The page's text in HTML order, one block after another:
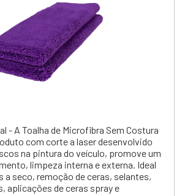
- A Toalha de Microfibra Sem Costura
com corte a laser desenvolvido
na pintura do veículo, promove um
limpeza interna e externa. Ideal
a seco, remoção de ceras, selantes,
aplicações de ceras spray e